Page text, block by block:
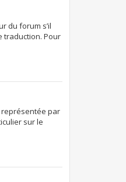
du forum s’il
traduction. Pour
représentée par
sur le